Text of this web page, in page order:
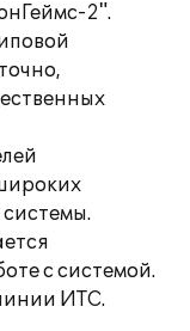
2".
с системой.
ИТС.